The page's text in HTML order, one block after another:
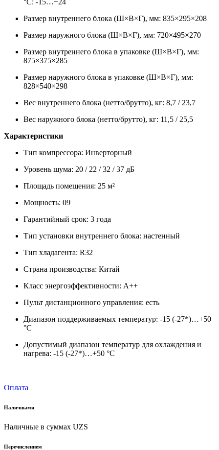
Размер внутреннего блока (Ш×В×Г), мм: 835×295×208
Размер наружного блока (Ш×В×Г), мм: 720×495×270
Размер внутреннего блока в упаковке (Ш×В×Г), мм:
875×375×285
Размер наружного блока в упаковке (Ш×В×Г), мм:
828×540×298
Вес внутреннего блока (нетто/брутто), кг: 8,7 / 23,7
Вес наружного блока (нетто/брутто), кг: 11,5 / 25,5
Характеристики
Тип компрессора: Инверторный
Уровень шума: 20 / 22 / 32 / 37 дБ
Площадь помещения: 25 м²
Мощность: 09
Гарантийный срок: 3 года
Тип установки внутреннего блока: настенный
Тип хладагента: R32
Страна производства: Китай
Класс энергоэффективности: A++
Пульт дистанционного управления: есть
Диапазон поддерживаемых температур: -15 (-27*)…+50
°C
Допустимый диапазон температур для охлаждения и
нагрева: -15 (-27*)…+50 °C
Оплата
Наличными
Наличные в суммах UZS
Перечислением